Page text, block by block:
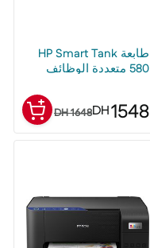
طابعة HP Smart Tank
580 متعددة الوظائف
1548
DH
1648 DH